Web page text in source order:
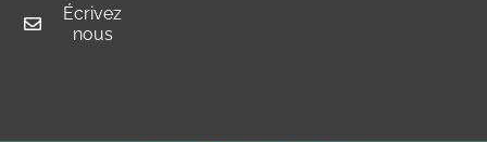
Écrivez
nous